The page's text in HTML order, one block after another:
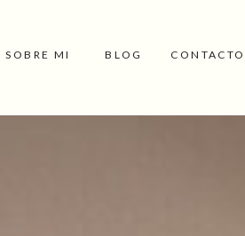
CONTACTO
BLOG
SOBRE MI